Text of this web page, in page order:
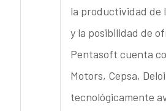
la productividad de
y la posibilidad de
Pentasoft cuenta
Motors, Cepsa,
tecnológicamente